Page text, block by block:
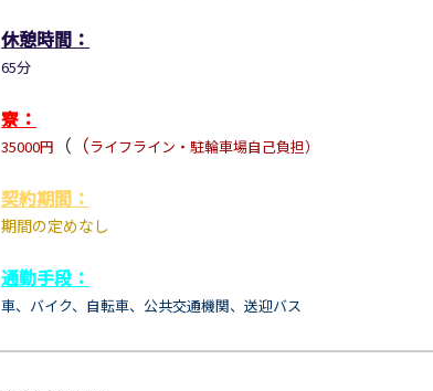
休憩時間：
65分
寮：
35000円 （ （ライフライン・駐輪車場自己負担）
契約期間：
期間の定めなし
通勤手段：
車、 バイク、自転車、 公共交通機関、 送迎バス